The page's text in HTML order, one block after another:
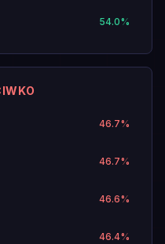
54.0%
46.7%
46.7%
46.6%
46.4%